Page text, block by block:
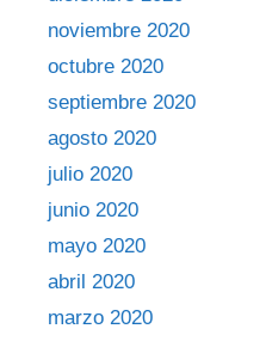
noviembre 2020
octubre 2020
septiembre 2020
agosto 2020
julio 2020
junio 2020
mayo 2020
abril 2020
marzo 2020